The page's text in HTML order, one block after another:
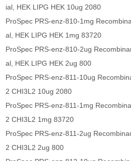
ial, HEK LIPG HEK 10ug 2080
ProSpec PRS-enz-810-1mg
al, HEK LIPG HEK 1mg 83720
ProSpec PRS-enz-810-2ug
al, HEK LIPG HEK 2ug 800
ProSpec PRS-enz-811-10ug
2 CHI3L2 10ug 2080
ProSpec PRS-enz-811-1mg
2 CHI3L2 1mg 83720
ProSpec PRS-enz-811-2ug
2 CHI3L2 2ug 800